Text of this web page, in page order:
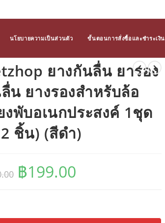
นโยบายความเป็นส่วนตัว ขั้นตอนการสั่งซื้อและชำระเงิน
ยางกันลื่น ยารอง
น ยางรองสำหรับล้อ
งพับอเนกประสงค์ 1ชุด
ชิ้น) (สีดำ)
Original
price
was:
฿199.00